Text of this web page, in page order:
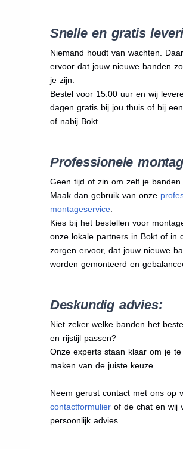
Snelle en gratis
Niemand houdt van wachten.
ervoor dat jouw nieuwe banden
je zijn.
Bestel voor 15:00 uur en wij
dagen gratis bij jou thuis of bij
of nabij Bokt.
Professionele
Geen tijd of zin om zelf je
Maak dan gebruik van onze
montageservice.
Kies bij het bestellen voor
onze lokale partners in Bokt of in
zorgen ervoor, dat jouw nieuwe
worden gemonteerd en
Deskundig advies:
Niet zeker welke banden het
en rijstijl passen?
Onze experts staan klaar om je
maken van de juiste keuze.
Neem gerust contact met ons op
contactformulierof de chat en wij
persoonlijk advies.